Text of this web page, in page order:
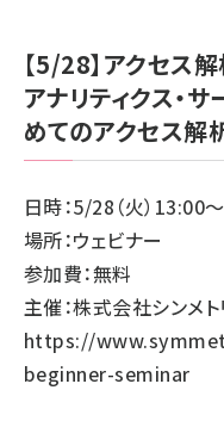
【5/28】アクセス
アナリティクス・
めてのアクセス解
日時：5/28（火）13:00
場所：ウェビナー
参加費：無料
主催：株式会社シンメト
https://
beginner-seminar